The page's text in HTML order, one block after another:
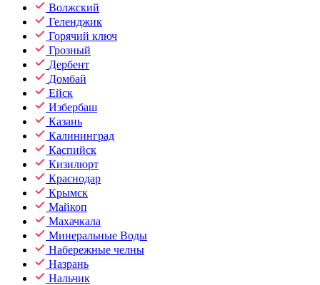
Волжский
Геленджик
Горячий ключ
Грозный
Дербент
Домбай
Ейск
Избербаш
Казань
Калининград
Каспийск
Кизилюрт
Краснодар
Крымск
Майкоп
Махачкала
Минеральные Воды
Набережные челны
Назрань
Нальчик